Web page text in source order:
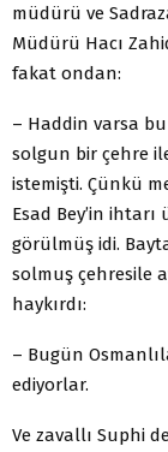
müdürü ve
Müdürü Hacı
fakat ondan:
– Haddin varsa bu
solgun bir çehre
istemişti. Çünkü
Esad Bey’in
görülmüş idi.
solmuş çehresile
haykırdı:
– Bugün
ediyorlar.
Ve zavallı Suphi